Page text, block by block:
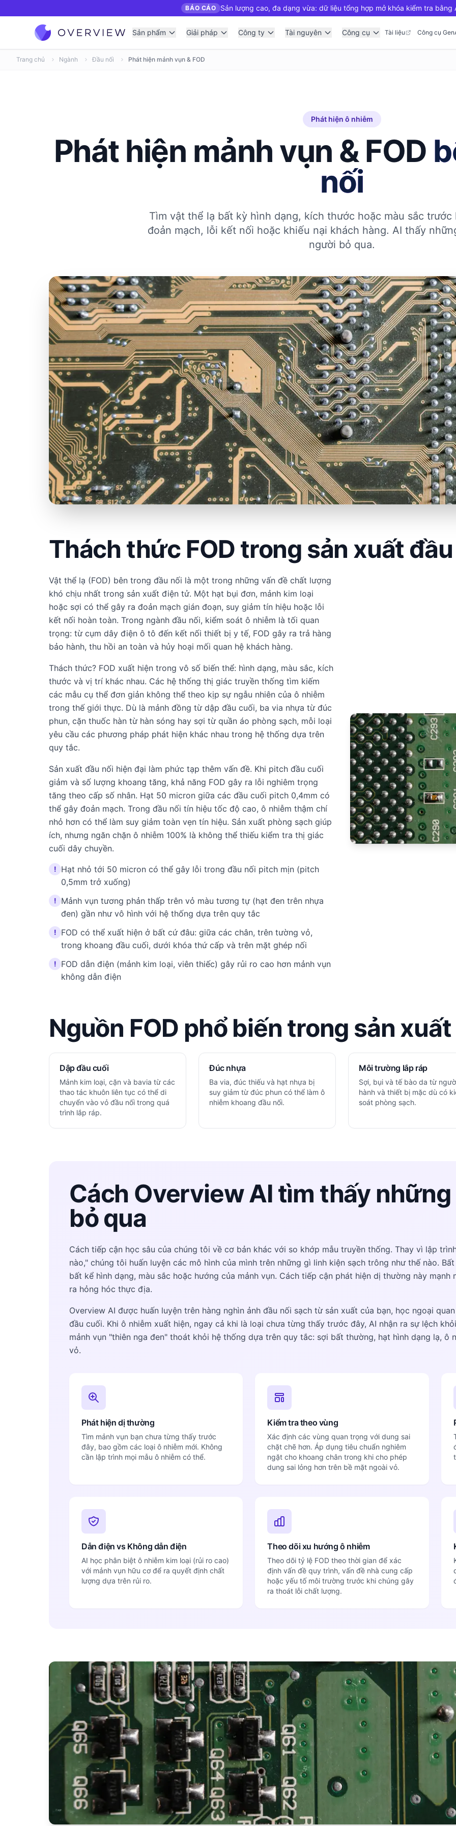
BÁO CÁO Sản lượng cao, đa dạng vừa: dữ liệu tổng hợp mở khóa kiểm tra bằng
Sản phẩm Giải pháp Công ty Tài nguyên Công cụ Tài liệu Công cụ
Trang chủ Ngành Đầu nối Phát hiện mảnh vụn & FOD
Phát hiện ô nhiễm
Phát hiện mảnh vụn & FOD
nối
Tìm vật thể lạ bất kỳ hình dạng, kích thước hoặc màu sắc trước
đoản mạch, lỗi kết nối hoặc khiếu nại khách hàng. AI thấy
người bỏ qua.
Thách thức FOD trong sản xuất
Vật thể lạ (FOD) bên trong đầu nối là một trong những vấn đề chất lượng
khó chịu nhất trong sản xuất điện tử. Một hạt bụi đơn, mảnh kim loại
hoặc sợi có thể gây ra đoản mạch gián đoạn, suy giảm tín hiệu hoặc lỗi
kết nối hoàn toàn. Trong ngành đầu nối, kiểm soát ô nhiễm là tối quan
trọng: từ cụm dây điện ô tô đến kết nối thiết bị y tế, FOD gây ra trả hàng
bảo hành, thu hồi an toàn và hủy hoại mối quan hệ khách hàng.
Thách thức? FOD xuất hiện trong vô số biến thể: hình dạng, màu sắc, kích
thước và vị trí khác nhau. Các hệ thống thị giác truyền thống tìm kiếm
các mẫu cụ thể đơn giản không thể theo kịp sự ngẫu nhiên của ô nhiễm
trong thế giới thực. Dù là mảnh đồng từ dập đầu cuối, ba via nhựa từ đúc
phun, cặn thuốc hàn từ hàn sóng hay sợi từ quần áo phòng sạch, mỗi loại
yêu cầu các phương pháp phát hiện khác nhau trong hệ thống dựa trên
quy tắc.
Sản xuất đầu nối hiện đại làm phức tạp thêm vấn đề. Khi pitch đầu cuối
giảm và số lượng khoang tăng, khả năng FOD gây ra lỗi nghiêm trọng
tăng theo cấp số nhân. Hạt 50 micron giữa các đầu cuối pitch 0,4mm có
thể gây đoản mạch. Trong đầu nối tín hiệu tốc độ cao, ô nhiễm thậm chí
nhỏ hơn có thể làm suy giảm toàn vẹn tín hiệu. Sản xuất phòng sạch giúp
ích, nhưng ngăn chặn ô nhiễm 100% là không thể thiếu kiểm tra thị giác
cuối dây chuyền.
!
Hạt nhỏ tới 50 micron có thể gây lỗi trong đầu nối pitch mịn (pitch
0,5mm trở xuống)
!
Mảnh vụn tương phản thấp trên vỏ màu tương tự (hạt đen trên nhựa
đen) gần như vô hình với hệ thống dựa trên quy tắc
!
FOD có thể xuất hiện ở bất cứ đâu: giữa các chân, trên tường vỏ,
trong khoang đầu cuối, dưới khóa thứ cấp và trên mặt ghép nối
!
FOD dẫn điện (mảnh kim loại, viên thiếc) gây rủi ro cao hơn mảnh vụn
không dẫn điện
Nguồn FOD phổ biến trong sản
Dập đầu cuối
Mảnh kim loại, cặn và bavia từ các
thao tác khuôn liên tục có thể di
chuyển vào vỏ đầu nối trong quá
trình lắp ráp.
Đúc nhựa
Ba via, đúc thiếu và hạt nhựa bị
suy giảm từ đúc phun có thể làm ô
nhiễm khoang đầu nối.
Môi trường lắp ráp
Sợi, bụi và tế bào da từ
hành và thiết bị mặc dù có
soát phòng sạch.
Cách Overview AI tìm thấy
bỏ qua
Cách tiếp cận học sâu của chúng tôi về cơ bản khác với so khớp mẫu truyền thống. Thay vì lập
nào," chúng tôi huấn luyện các mô hình của mình trên những gì linh kiện sạch trông như thế nào.
bất kể hình dạng, màu sắc hoặc hướng của mảnh vụn. Cách tiếp cận phát hiện dị thường này
ra hỏng hóc thực địa.
Overview AI được huấn luyện trên hàng nghìn ảnh đầu nối sạch từ sản xuất của bạn, học ngoại
đầu cuối. Khi ô nhiễm xuất hiện, ngay cả khi là loại chưa từng thấy trước đây, AI nhận ra sự lệch
mảnh vụn "thiên nga đen" thoát khỏi hệ thống dựa trên quy tắc: sợi bất thường, hạt hình dạng lạ, ô
vỏ.
Phát hiện dị thường
Tìm mảnh vụn bạn chưa từng thấy trước
đây, bao gồm các loại ô nhiễm mới. Không
cần lập trình mọi mẫu ô nhiễm có thể.
Kiểm tra theo vùng
Xác định các vùng quan trọng với dung sai
chặt chẽ hơn. Áp dụng tiêu chuẩn nghiêm
ngặt cho khoang chân trong khi cho phép
dung sai lỏng hơn trên bề mặt ngoài vỏ.
Dẫn điện vs Không dẫn điện
AI học phân biệt ô nhiễm kim loại (rủi ro cao)
với mảnh vụn hữu cơ để ra quyết định chất
lượng dựa trên rủi ro.
Theo dõi xu hướng ô nhiễm
Theo dõi tỷ lệ FOD theo thời gian để xác
định vấn đề quy trình, vấn đề nhà cung cấp
hoặc yếu tố môi trường trước khi chúng gây
ra thoát lỗi chất lượng.